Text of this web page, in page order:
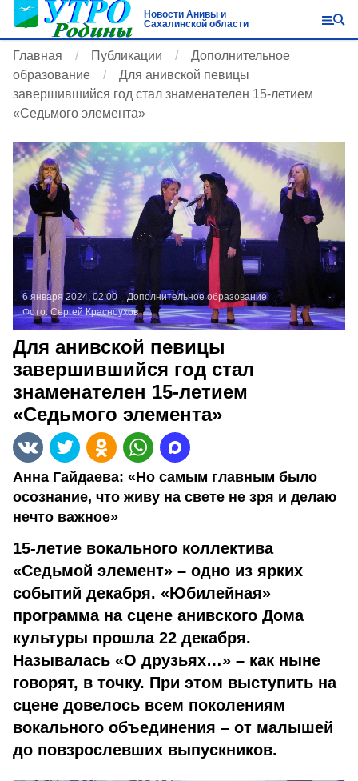
Новости Анивы и
Сахалинской области
Главная Публикации
Дополнительное
образование
Для анивской певицы
завершившийся год стал знаменателен 15-летием
«Седьмого элемента»
6 января 2024, 02:00
Дополнительное образование
Фото:Сергей Красноухов
Для анивской певицы
завершившийся год стал
знаменателен 15-летием
«Седьмого элемента»
Анна Гайдаева: «Но самым главным было
осознание, что живу на свете не зря и делаю
нечто важное»
15-летие вокального коллектива
«Седьмой элемент» – одно из ярких
событий декабря. «Юбилейная»
программа на сцене анивского Дома
культуры прошла 22 декабря.
Называлась «О друзьях…» – как ныне
говорят, в точку. При этом выступить на
сцене довелось всем поколениям
вокального объединения – от малышей
до повзрослевших выпускников.